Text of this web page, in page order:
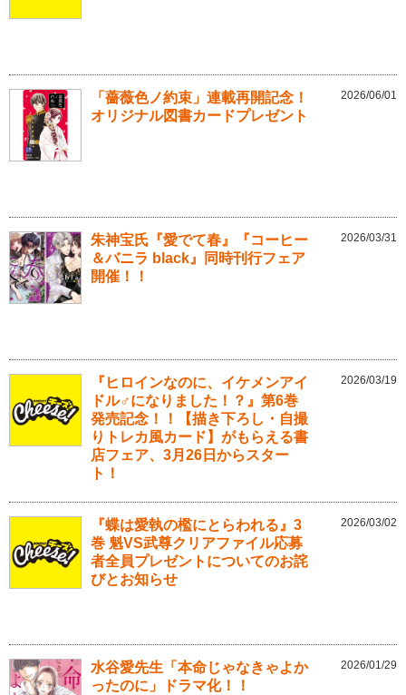
「薔薇色ノ約束」連載再開記念！
オリジナル図書カードプレゼント
2026/06/01
朱神宝氏『愛でて春』『コーヒー
＆バニラ black』同時刊行フェア
開催！！
2026/03/31
『ヒロインなのに、イケメンアイ
ドル♂になりました！？』第6巻
発売記念！！【描き下ろし・自撮
りトレカ風カード】がもらえる書
店フェア、3月26日からスター
ト！
2026/03/19
『蝶は愛執の檻にとらわれる』3
巻 魁VS武尊クリアファイル応募
者全員プレゼントについてのお詫
びとお知らせ
2026/03/02
水谷愛先生「本命じゃなきゃよか
ったのに」ドラマ化！！
2026/01/29